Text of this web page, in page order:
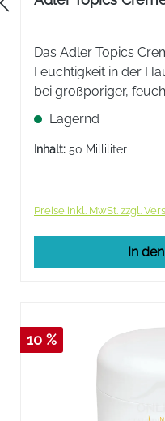
Das Adler Topics
Feuchtigkeit in der
bei großporiger,
Lagernd
Inhalt: 50 Milliliter
Preise inkl. MwSt. zzgl.
In
10 %